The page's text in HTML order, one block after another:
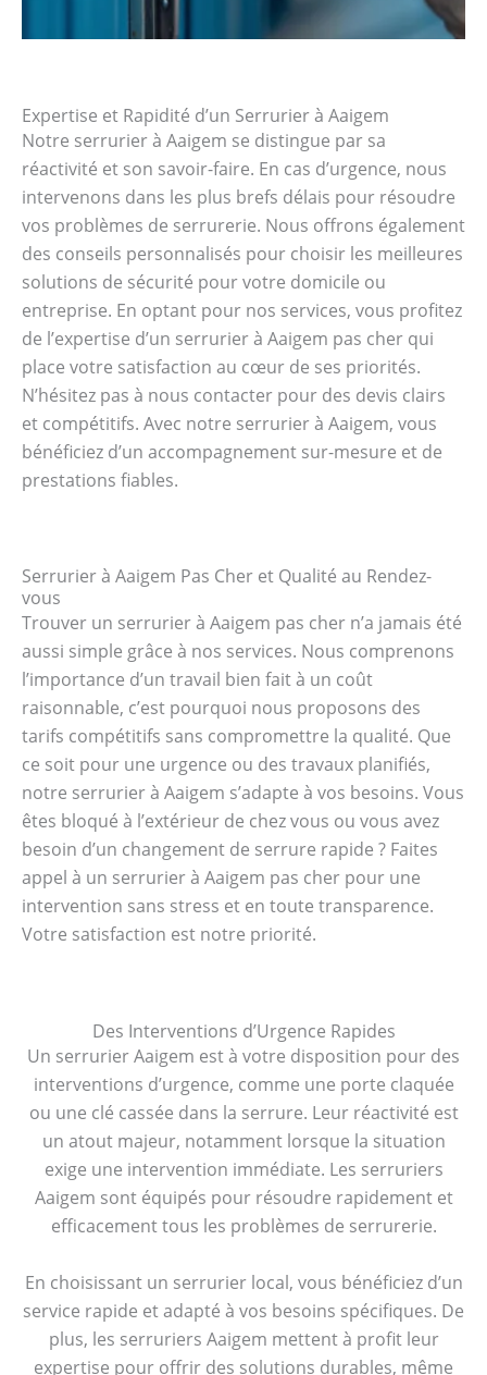
Expertise et Rapidité d’un Serrurier à Aaigem
Notre serrurier à Aaigem se distingue par sa
réactivité et son savoir-faire. En cas d’urgence, nous
intervenons dans les plus brefs délais pour résoudre
vos problèmes de serrurerie. Nous offrons également
des conseils personnalisés pour choisir les meilleures
solutions de sécurité pour votre domicile ou
entreprise. En optant pour nos services, vous profitez
de l’expertise d’un serrurier à Aaigem pas cher qui
place votre satisfaction au cœur de ses priorités.
N’hésitez pas à nous contacter pour des devis clairs
et compétitifs. Avec notre serrurier à Aaigem, vous
bénéficiez d’un accompagnement sur-mesure et de
prestations fiables.
Serrurier à Aaigem Pas Cher et Qualité au Rendez-
vous
Trouver un serrurier à Aaigem pas cher n’a jamais été
aussi simple grâce à nos services. Nous comprenons
l’importance d’un travail bien fait à un coût
raisonnable, c’est pourquoi nous proposons des
tarifs compétitifs sans compromettre la qualité. Que
ce soit pour une urgence ou des travaux planifiés,
notre serrurier à Aaigem s’adapte à vos besoins. Vous
êtes bloqué à l’extérieur de chez vous ou vous avez
besoin d’un changement de serrure rapide ? Faites
appel à un serrurier à Aaigem pas cher pour une
intervention sans stress et en toute transparence.
Votre satisfaction est notre priorité.
Des Interventions d’Urgence Rapides
Un serrurier Aaigem est à votre disposition pour des
interventions d’urgence, comme une porte claquée
ou une clé cassée dans la serrure. Leur réactivité est
un atout majeur, notamment lorsque la situation
exige une intervention immédiate. Les serruriers
Aaigem sont équipés pour résoudre rapidement et
efficacement tous les problèmes de serrurerie.
En choisissant un serrurier local, vous bénéficiez d’un
service rapide et adapté à vos besoins spécifiques. De
plus, les serruriers Aaigem mettent à profit leur
expertise pour offrir des solutions durables, même